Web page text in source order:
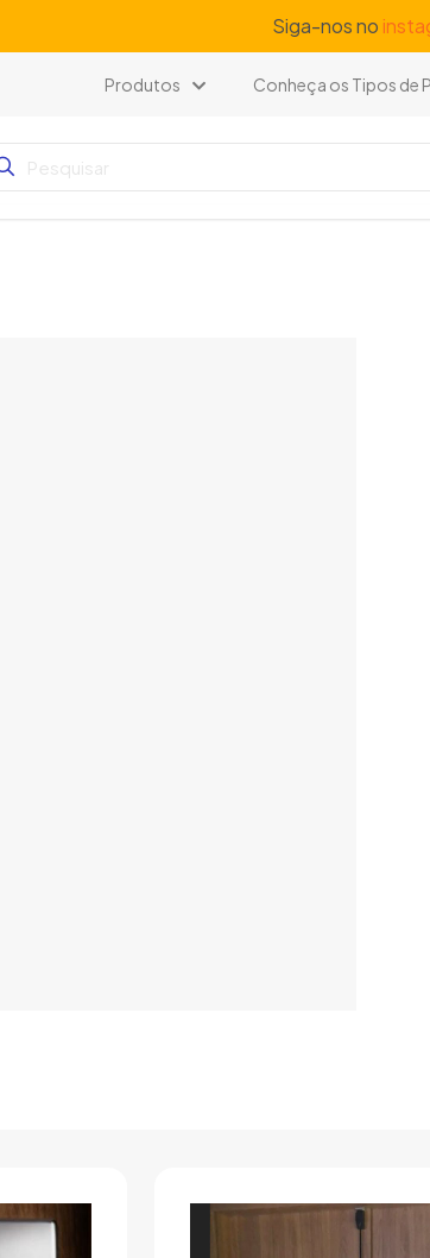
Siga-nos no
Produtos Conheça os Tipos de